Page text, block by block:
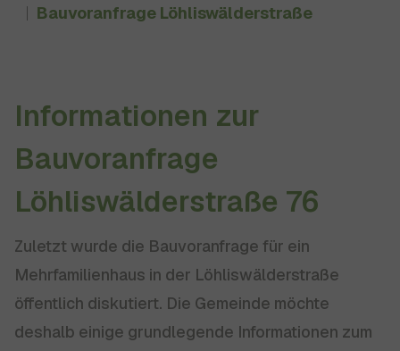
Bauvoranfrage Löhliswälderstraße
Informationen zur
Bauvoranfrage
Löhliswälderstraße 76
Zuletzt wurde die Bauvoranfrage für ein
Mehrfamilienhaus in der Löhliswälderstraße
öffentlich diskutiert. Die Gemeinde möchte
deshalb einige grundlegende Informationen zum